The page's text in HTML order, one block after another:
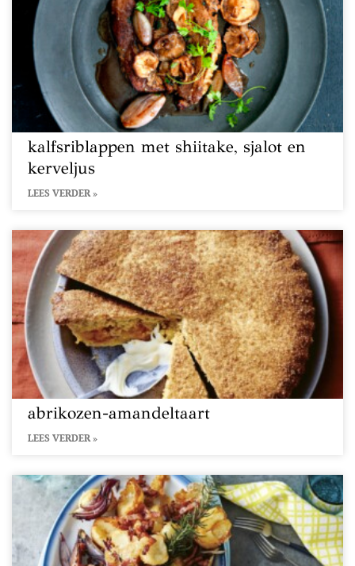
kalfsriblappen met shiitake, sjalot en
kerveljus
LEES VERDER »
abrikozen-amandeltaart
LEES VERDER »